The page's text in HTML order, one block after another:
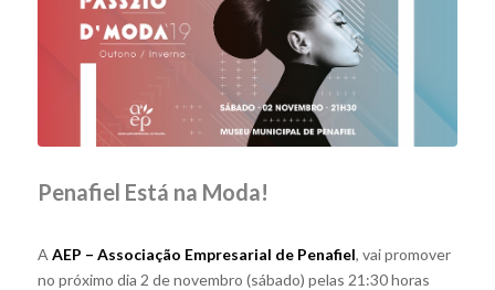
Penafiel Está na Moda!
A AEP – Associação Empresarial de Penafiel, vai promover
no próximo dia 2 de novembro (sábado) pelas 21:30 horas